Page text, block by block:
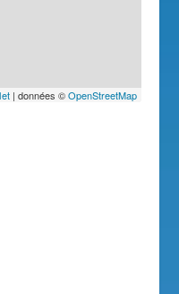
| données ©OpenStreetMap